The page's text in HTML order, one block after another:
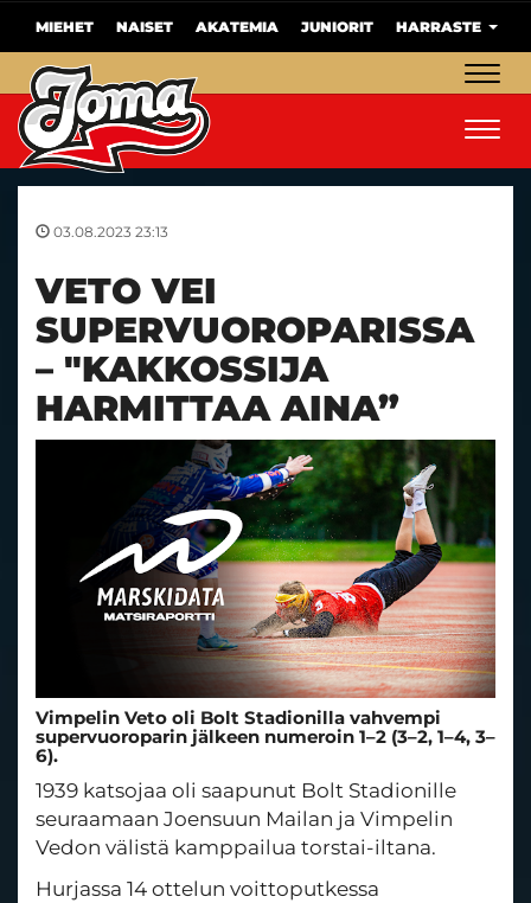
MIEHET NAISET AKATEMIA JUNIORIT HARRASTE
03.08.2023 23:13
VETO VEI
SUPERVUOROPARISSA
– "KAKKOSSIJA
HARMITTAA AINA”
Vimpelin Veto oli Bolt Stadionilla vahvempi
supervuoroparin jälkeen numeroin 1–2 (3–2, 1–4, 3–
6).
1939 katsojaa oli saapunut Bolt Stadionille
seuraamaan Joensuun Mailan ja Vimpelin
Vedon välistä kamppailua torstai-iltana.
Hurjassa 14 ottelun voittoputkessa